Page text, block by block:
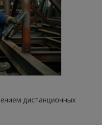
дистанционных